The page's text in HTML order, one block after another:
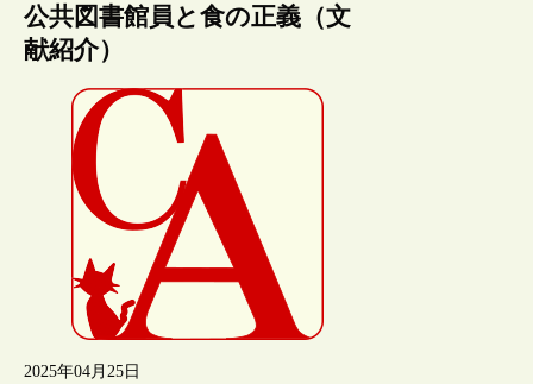
公共図書館員と食の正義（文
献紹介）
2025年04月25日